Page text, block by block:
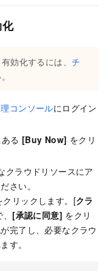
効化するには、 チ
コンソールにログイン
る [Buy Now] をクリ
クラウドリソースにア
さい。
クリックします。[クラ
[承認に同意] をクリ
完了し、必要なクラウ
す。